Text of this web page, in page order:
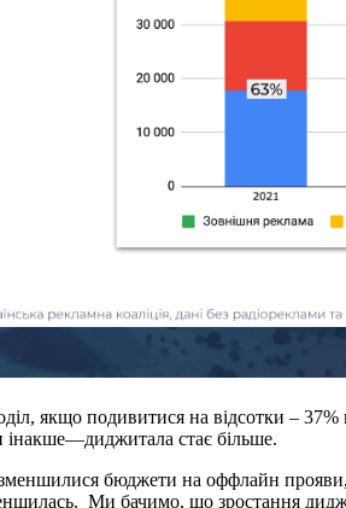
якщо подивитися на відсотки –
стає більше.
бюджети на оффлайн
Ми бачимо, що зростання